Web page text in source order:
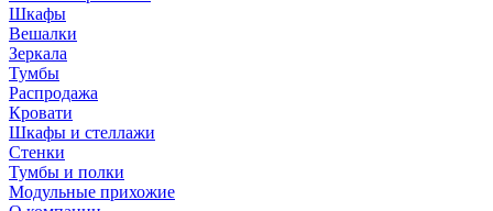
Шкафы
Вешалки
Зеркала
Тумбы
Распродажа
Кровати
Шкафы и стеллажи
Стенки
Тумбы и полки
Модульные прихожие